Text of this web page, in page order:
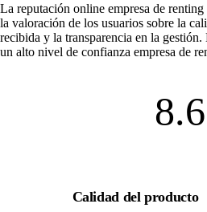
La reputación online empresa de renting
la valoración de los usuarios sobre la
recibida y la transparencia en la
un alto nivel de confianza empresa de
8.6
Calidad del producto